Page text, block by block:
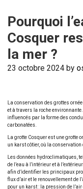
Pourquoi
Cosquer
la mer ?
23 octobre 2024 by
La conservation des grottes
et à travers la roche
influencés par la forme des
carbonatées.
La grotte Cosquer est une grotte
un karst côtier, où la
Les données hydroclimatiques,
de l’eau à l’intérieur et à
afin d’identifier les principaux
flux d’air et le renouvellement de
pour un karst : la pression de